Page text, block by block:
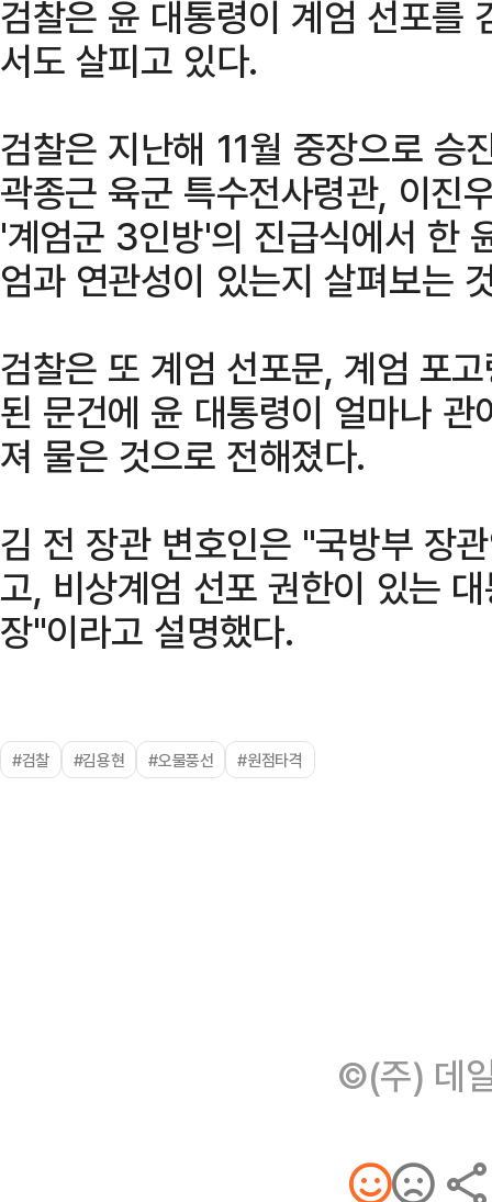
검찰은 윤 대통령이 계엄 선포를
서도 살피고 있다.
검찰은 지난해 11월 중장으로 승
곽종근 육군 특수전사령관, 이진
'계엄군 3인방'의 진급식에서 한
엄과 연관성이 있는지 살펴보는
검찰은 또 계엄 선포문, 계엄 포
된 문건에 윤 대통령이 얼마나
져 물은 것으로 전해졌다.
김 전 장관 변호인은 "국방부 장
고, 비상계엄 선포 권한이 있는
장"이라고 설명했다.
#검찰 #김용현 #오물풍선 #원점타격
©(주) 데